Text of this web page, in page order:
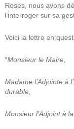
Roses, nous avons
l’interroger sur sa
Voici la lettre en
“Monsieur le Maire,
Madame l’Adjointe à
durable,
Monsieur l’Adjoint à